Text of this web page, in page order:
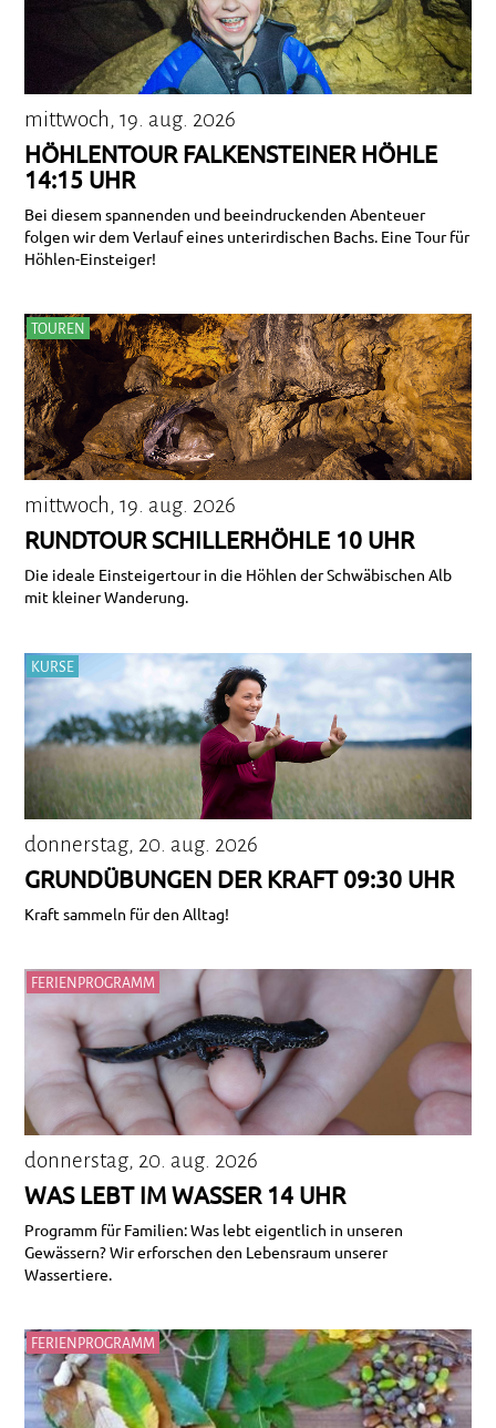
mittwoch, 19. aug. 2026
HÖHLENTOUR FALKENSTEINER HÖHLE
14:15 UHR
Bei diesem spannenden und beeindruckenden Abenteuer
folgen wir dem Verlauf eines unterirdischen Bachs. Eine Tour für
Höhlen-Einsteiger!
TOUREN
mittwoch, 19. aug. 2026
RUNDTOUR SCHILLERHÖHLE 10 UHR
Die ideale Einsteigertour in die Höhlen der Schwäbischen Alb
mit kleiner Wanderung.
KURSE
donnerstag, 20. aug. 2026
GRUNDÜBUNGEN DER KRAFT 09:30 UHR
Kraft sammeln für den Alltag!
FERIENPROGRAMM
donnerstag, 20. aug. 2026
WAS LEBT IM WASSER 14 UHR
Programm für Familien: Was lebt eigentlich in unseren
Gewässern? Wir erforschen den Lebensraum unserer
Wassertiere.
FERIENPROGRAMM